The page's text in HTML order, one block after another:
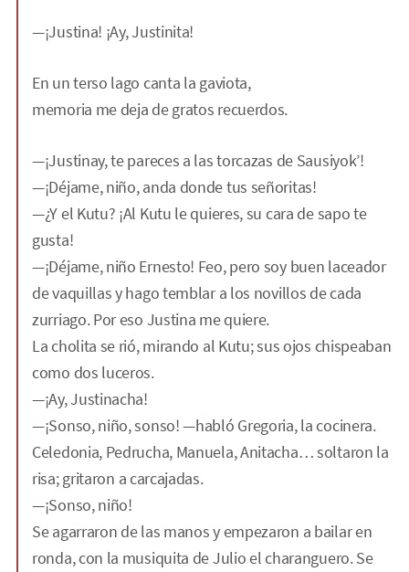
—¡Justina! ¡Ay, Justinita!
En un terso lago canta la gaviota,
memoria me deja de gratos recuerdos.
—¡Justinay, te pareces a las torcazas de Sausiyok’!
—¡Déjame, niño, anda donde tus señoritas!
—¿Y el Kutu? ¡Al Kutu le quieres, su cara de sapo te
gusta!
—¡Déjame, niño Ernesto! Feo, pero soy buen laceador
de vaquillas y hago temblar a los novillos de cada
zurriago. Por eso Justina me quiere.
La cholita se rió, mirando al Kutu; sus ojos chispeaban
como dos luceros.
—¡Ay, Justinacha!
—¡Sonso, niño, sonso! —habló Gregoria, la cocinera.
Celedonia, Pedrucha, Manuela, Anitacha… soltaron la
risa; gritaron a carcajadas.
—¡Sonso, niño!
Se agarraron de las manos y empezaron a bailar en
ronda, con la musiquita de Julio el charanguero. Se